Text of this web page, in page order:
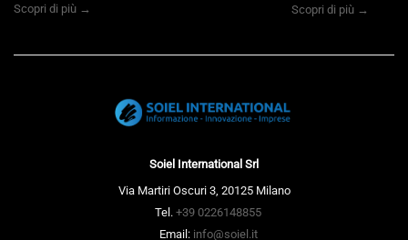
Scopri di più → Scopri di più →
Soiel International Srl
Via Martiri Oscuri 3, 20125 Milano
Tel. +39 0226148855
Email: info@soiel.it